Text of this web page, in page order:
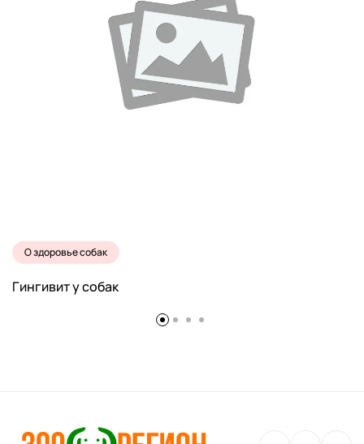
О здоровье собак
Гингивит у собак